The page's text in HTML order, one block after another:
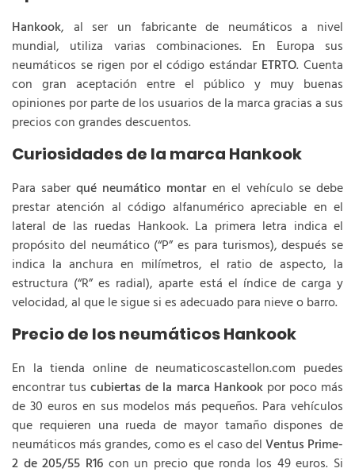
Hankook, al ser un fabricante de neumáticos a nivel
mundial, utiliza varias combinaciones. En Europa sus
neumáticos se rigen por el código estándar ETRTO. Cuenta
con gran aceptación entre el público y muy buenas
opiniones por parte de los usuarios de la marca gracias a sus
precios con grandes descuentos.
Curiosidades de la marca Hankook
Para saberqué neumático montaren el vehículo se debe
prestar atención al código alfanumérico apreciable en el
lateral de las ruedas Hankook. La primera letra indica el
propósito del neumático (“P” es para turismos), después se
indica la anchura en milímetros, el ratio de aspecto, la
estructura (“R” es radial), aparte está el índice de carga y
velocidad, al que le sigue si es adecuado para nieve o barro.
Precio de los neumáticos Hankook
En la tienda online de neumaticoscastellon.com puedes
encontrar tuscubiertas de la marca Hankookpor poco más
de 30 euros en sus modelos más pequeños. Para vehículos
que requieren una rueda de mayor tamaño dispones de
neumáticos más grandes, como es el caso delVentus Prime-
2 de 205/55 R16 con un precio que ronda los 49 euros. Si